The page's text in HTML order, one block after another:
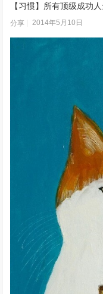
【习惯】所有顶级成功
分享 2014年5月10日